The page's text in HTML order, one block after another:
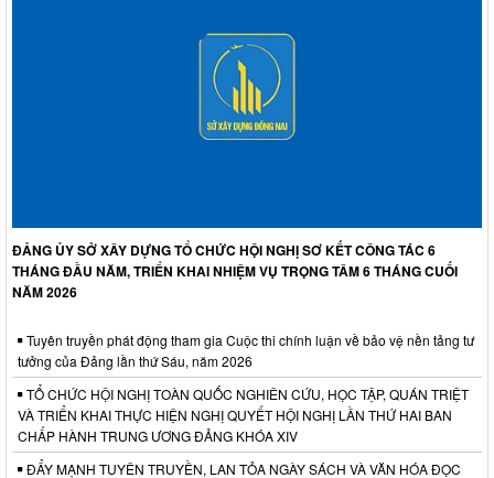
ĐẢNG ỦY SỞ XÂY DỰNG TỔ CHỨC HỘI NGHỊ SƠ KẾT CÔNG TÁC 6
THÁNG ĐẦU NĂM, TRIỂN KHAI NHIỆM VỤ TRỌNG TÂM 6 THÁNG CUỐI
NĂM 2026
Tuyên truyền phát động tham gia Cuộc thi chính luận về bảo vệ nền tảng tư
tưởng của Đảng lần thứ Sáu, năm 2026
TỔ CHỨC HỘI NGHỊ TOÀN QUỐC NGHIÊN CỨU, HỌC TẬP, QUÁN TRIỆT
VÀ TRIỂN KHAI THỰC HIỆN NGHỊ QUYẾT HỘI NGHỊ LẦN THỨ HAI BAN
CHẤP HÀNH TRUNG ƯƠNG ĐẢNG KHÓA XIV
ĐẨY MẠNH TUYÊN TRUYỀN, LAN TỎA NGÀY SÁCH VÀ VĂN HÓA ĐỌC